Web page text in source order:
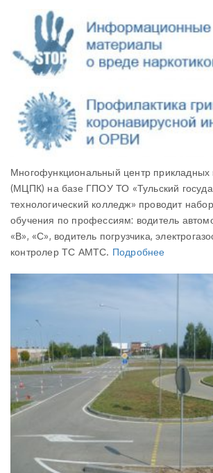
Многофункциональный центр прикладных
(МЦПК) на базе ГПОУ ТО «Тульский
технологический колледж» проводит
обучения по профессиям: водитель
«В», «С», водитель погрузчика,
контролер ТС АМТС. Подробнее